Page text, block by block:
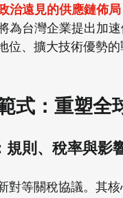
治遠見的供應鏈佈
為台灣企業提出加
、擴大技術優勢的
式：重塑全
則、稅率與影
等關稅協議。其核